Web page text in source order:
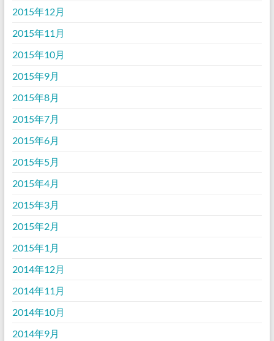
2015年12月
2015年11月
2015年10月
2015年9月
2015年8月
2015年7月
2015年6月
2015年5月
2015年4月
2015年3月
2015年2月
2015年1月
2014年12月
2014年11月
2014年10月
2014年9月